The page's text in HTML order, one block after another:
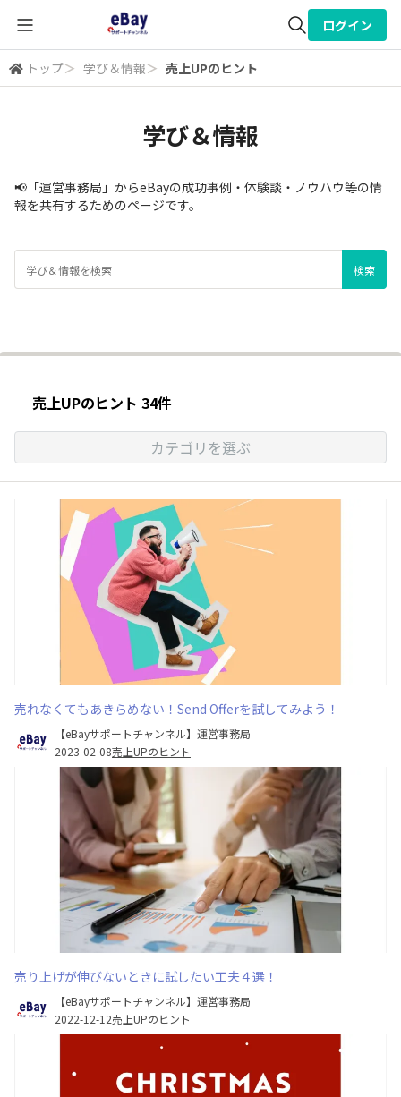
全体検索
ログイン
トップ＞ 学び＆情報＞ 売上UPのヒント
学び＆情報
📢「運営事務局」からeBayの成功事例・体験談・ノウハウ等の情
報を共有するためのページです。
売上UPのヒント 34件
カテゴリを選ぶ
売れなくてもあきらめない！Send Offerを試してみよう！
【eBayサポートチャンネル】運営事務局
2023-02-08売上UPのヒント
売り上げが伸びないときに試したい工夫４選！
【eBayサポートチャンネル】運営事務局
2022-12-12売上UPのヒント